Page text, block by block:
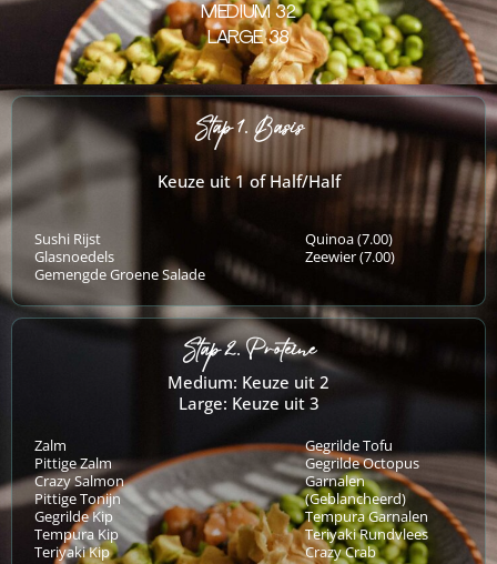
MEDIUM 32
LARGE 38
Stap 1. Basis
Keuze uit 1 of Half/Half
Sushi Rijst
Glasnoedels
Gemengde Groene Salade
Quinoa (7.00)
Zeewier (7.00)
Stap 2. Proteïne
Medium: Keuze uit 2
Large: Keuze uit 3
Zalm
Pittige Zalm
Crazy Salmon
Pittige Tonijn
Gegrilde Kip
Tempura Kip
Teriyaki Kip
Gegrilde Tofu
Gegrilde Octopus
Garnalen
(Geblancheerd)
Tempura Garnalen
Teriyaki Rundvlees
Crazy Crab